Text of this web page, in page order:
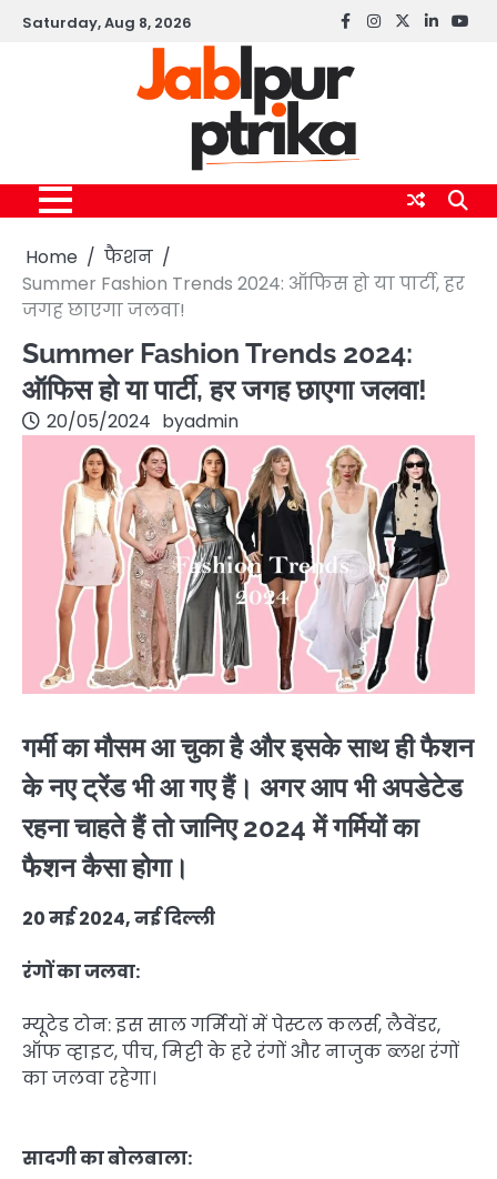
SkipSaturday, Aug 8, 2026 Facebook
instagram
twitterlinkedin
Home
फैशन
Summer Fashion Trends 2024: ऑफिस हो या पार्टी, हर
जगह छाएगा जलवा!
Summer Fashion Trends 2024:
ऑफिस हो या पार्टी, हर जगह छाएगा जलवा!
20/05/2024 byadmin
गर्मी का मौसम आ चुका है और इसके साथ ही फैशन
के नए ट्रेंड भी आ गए हैं। अगर आप भी अपडेटेड
रहना चाहते हैं तो जानिए 2024 में गर्मियों का
फैशन कैसा होगा।
20 मई 2024, नई दिल्ली
रंगों का जलवा:
म्यूटेड टोन: इस साल गर्मियों में पेस्टल कलर्स, लैवेंडर,
ऑफ व्हाइट, पीच, मिट्टी के हरे रंगों और नाजुक ब्लश रंगों
का जलवा रहेगा।
सादगी का बोलबाला: